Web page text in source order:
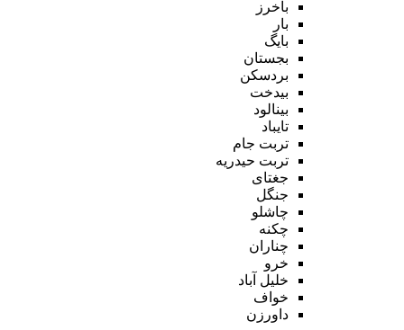
باخرز
بار
بایگ
بجستان
بردسکن
بیدخت
بینالود
تایباد
تربت جام
تربت حیدریه
جغتای
جنگل
چاشلو
چکنه
چناران
خرو
خلیل آباد
خواف
داورزن